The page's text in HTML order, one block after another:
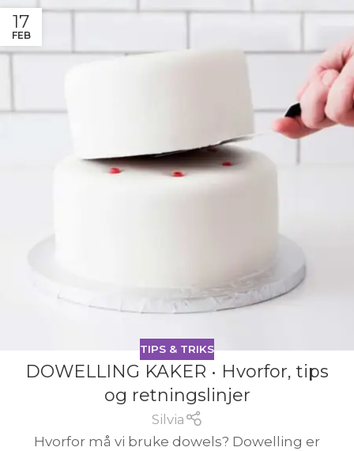
17
FEB
TIPS & TRIKS
DOWELLING KAKER • Hvorfor, tips
og retningslinjer
Silvia
Hvorfor må vi bruke dowels? Dowelling er